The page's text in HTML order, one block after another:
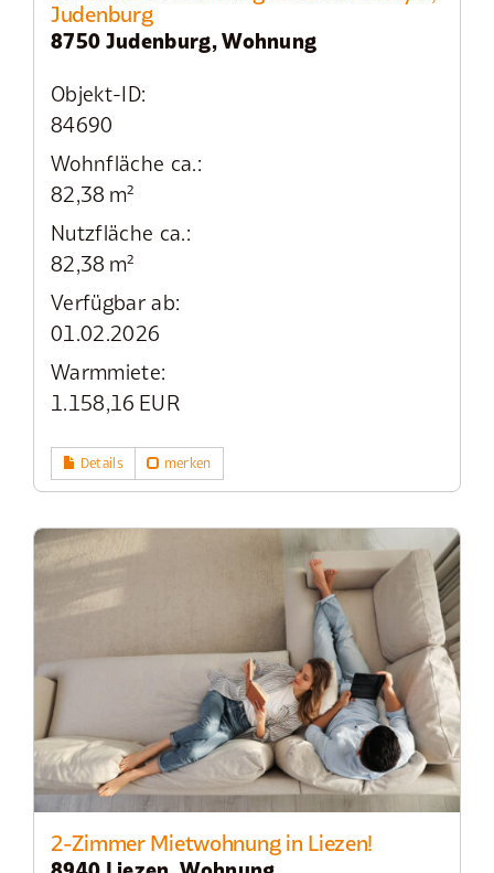
Judenburg
8750 Judenburg, Wohnung
Objekt-ID:
84690
Wohnfläche ca.:
82,38 m²
Nutzfläche ca.:
82,38 m²
Verfügbar ab:
01.02.2026
Warmmiete:
1.158,16 EUR
Details merken
2-Zimmer Mietwohnung in Liezen!